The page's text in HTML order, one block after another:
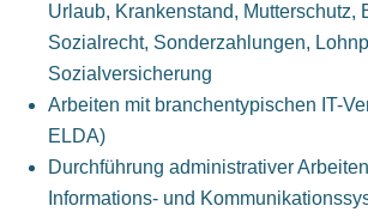
Urlaub, Krankenstand, Mutterschutz,
Sozialrecht, Sonderzahlungen,
Sozialversicherung
Arbeiten mit branchentypischen IT-
ELDA)
Durchführung administrativer
Informations- und